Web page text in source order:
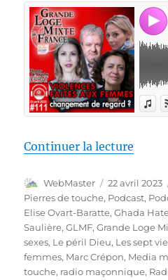
Continuer la lecture
Auteur
WebMaster
Publié
le
22 avril 2023
Pierres de touche, Podcast,
Elise Ovart-Baratte,Ghada
Saulière,GLMF,Grande Loge
sexes, Le péril Dieu, Les sept
femmes, Marc Crépon, Media
touche, radio maçonnique,